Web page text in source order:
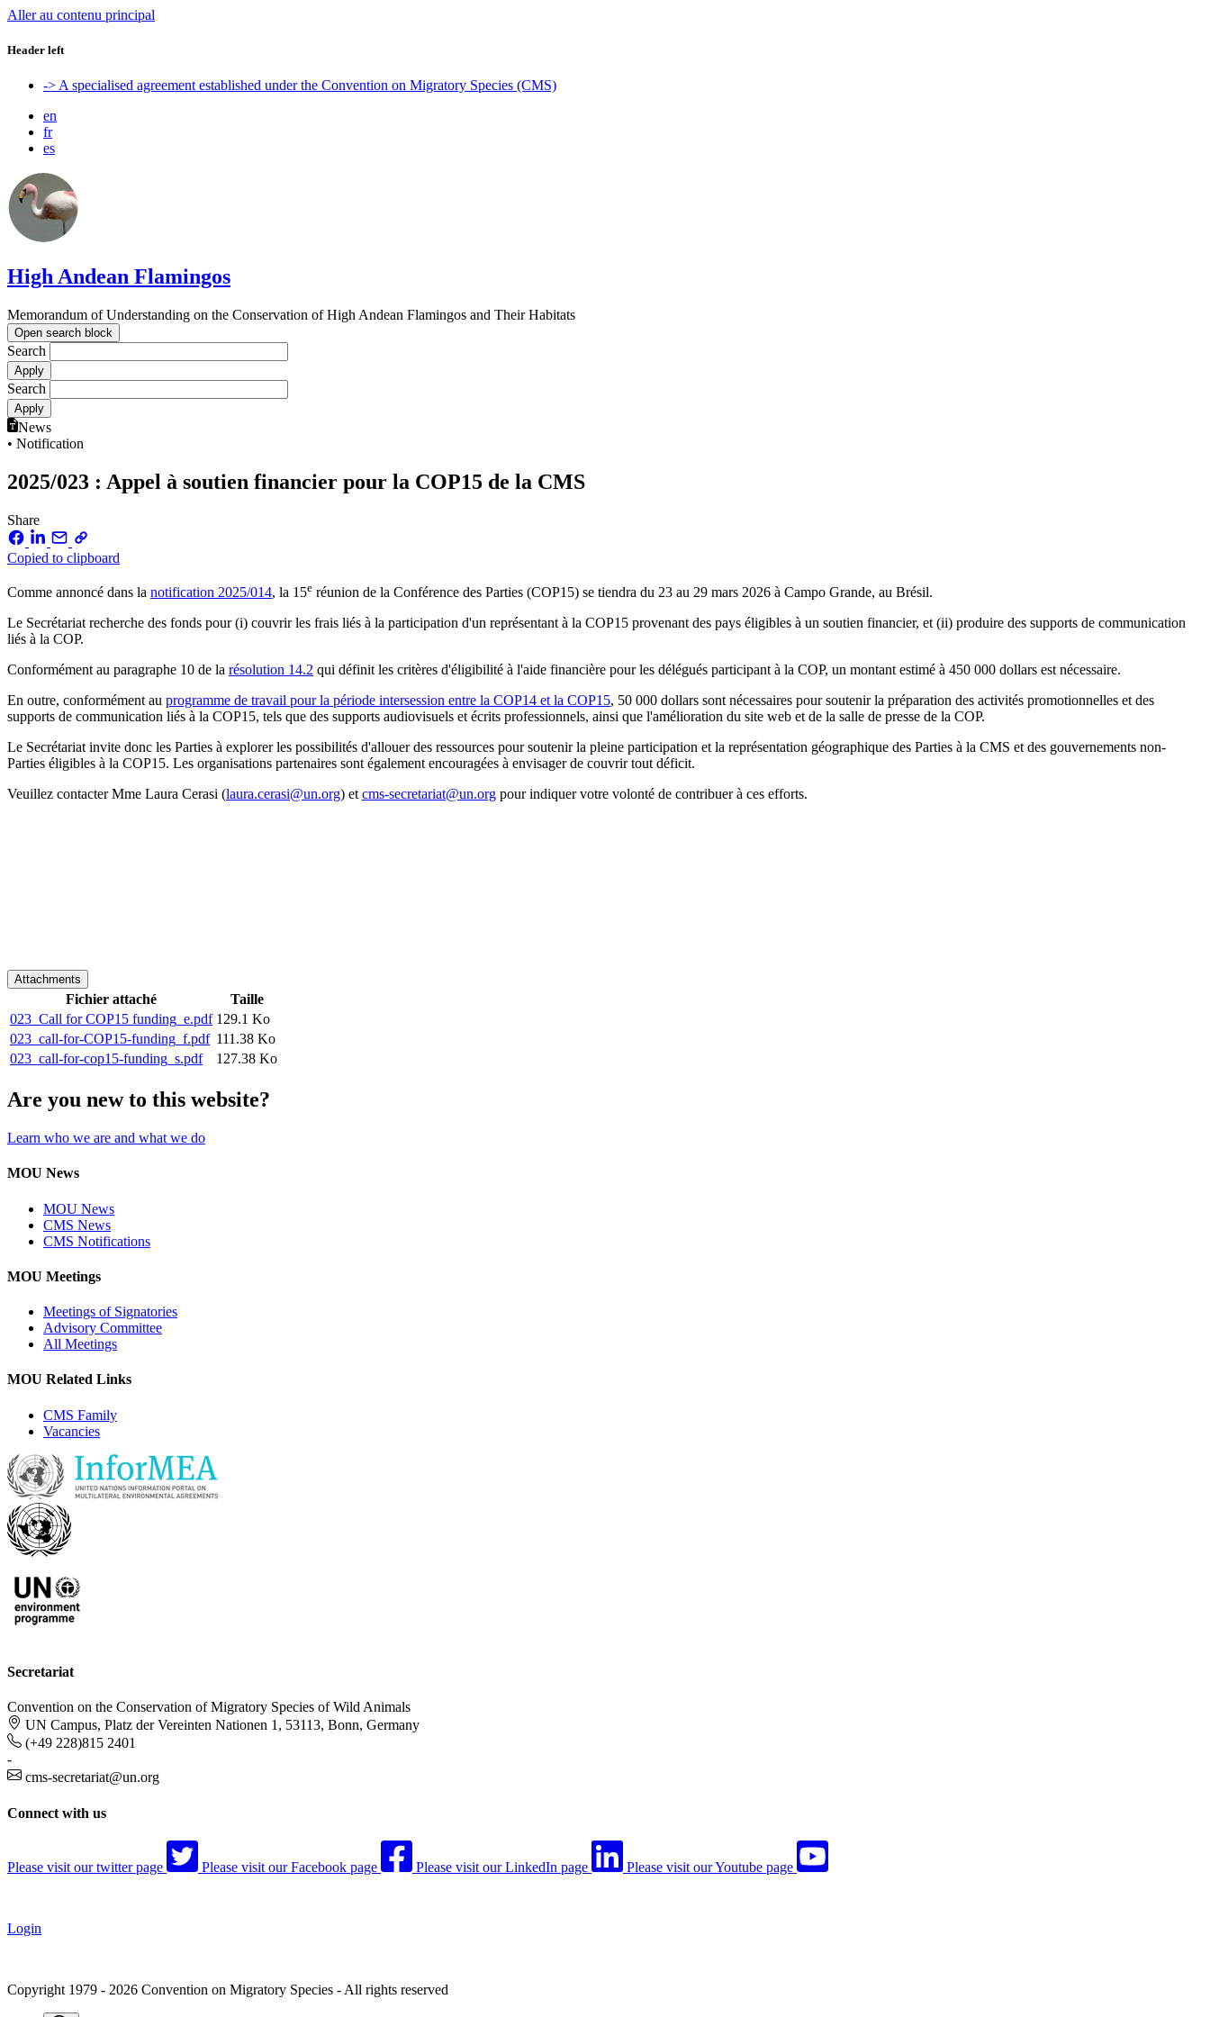
Aller au contenu principal
Header left
-> A specialised agreement established under the Convention on Migratory Species (CMS)
en
fr
es
High Andean Flamingos
Memorandum of Understanding on the Conservation of High Andean Flamingos and Their Habitats
Open search block
Search
Search
News
• Notification
2025/023 : Appel à soutien financier pour la COP15 de la CMS
Share
Copied to clipboard
Comme annoncé dans la notification 2025/014, la 15e réunion de la Conférence des Parties (COP15) se tiendra du 23 au 29 mars 2026 à Campo Grande, au Brésil.
Le Secrétariat recherche des fonds pour (i) couvrir les frais liés à la participation d'un représentant à la COP15 provenant des pays éligibles à un soutien financier, et (ii) produire des supports de communication
liés à la COP.
Conformément au paragraphe 10 de la résolution 14.2 qui définit les critères d'éligibilité à l'aide financière pour les délégués participant à la COP, un montant estimé à 450 000 dollars est nécessaire.
En outre, conformément au programme de travail pour la période intersession entre la COP14 et la COP15, 50 000 dollars sont nécessaires pour soutenir la préparation des activités promotionnelles et des
supports de communication liés à la COP15, tels que des supports audiovisuels et écrits professionnels, ainsi que l'amélioration du site web et de la salle de presse de la COP.
Le Secrétariat invite donc les Parties à explorer les possibilités d'allouer des ressources pour soutenir la pleine participation et la représentation géographique des Parties à la CMS et des gouvernements non-
Parties éligibles à la COP15. Les organisations partenaires sont également encouragées à envisager de couvrir tout déficit.
Veuillez contacter Mme Laura Cerasi (laura.cerasi@un.org) et cms-secretariat@un.org pour indiquer votre volonté de contribuer à ces efforts.
Attachments
Fichier attaché
Taille
023_Call for COP15 funding_e.pdf 129.1 Ko
023_call-for-COP15-funding_f.pdf 111.38 Ko
023_call-for-cop15-funding_s.pdf
127.38 Ko
Are you new to this website?
Learn who we are and what we do
MOU News
MOU News
CMS News
CMS Notifications
MOU Meetings
Meetings of Signatories
Advisory Committee
All Meetings
MOU Related Links
CMS Family
Vacancies
Secretariat
Convention on the Conservation of Migratory Species of Wild Animals
UN Campus, Platz der Vereinten Nationen 1, 53113, Bonn, Germany
(+49 228)815 2401
-
cms-secretariat@un.org
Connect with us
Please visit our twitter page Please visit our Facebook page Please visit our LinkedIn page Please visit our Youtube page
Login
Copyright 1979 - 2026 Convention on Migratory Species - All rights reserved